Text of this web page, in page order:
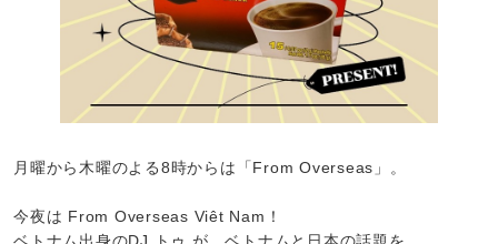
月曜から木曜のよる8時からは「From Overseas」。
今夜は From Overseas Viêt Nam！